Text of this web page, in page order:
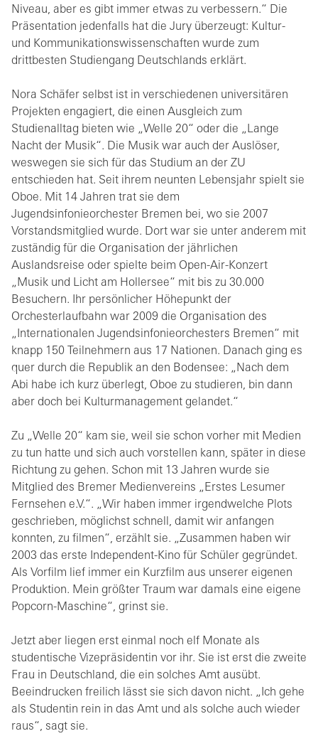
Niveau, aber es gibt immer etwas zu verbessern.“ Die
Präsentation jedenfalls hat die Jury überzeugt: Kultur-
und Kommunikationswissenschaften wurde zum
drittbesten Studiengang Deutschlands erklärt.
Nora Schäfer selbst ist in verschiedenen universitären
Projekten engagiert, die einen Ausgleich zum
Studienalltag bieten wie „Welle 20“ oder die „Lange
Nacht der Musik“. Die Musik war auch der Auslöser,
weswegen sie sich für das Studium an der ZU
entschieden hat. Seit ihrem neunten Lebensjahr spielt sie
Oboe. Mit 14 Jahren trat sie dem
Jugendsinfonieorchester Bremen bei, wo sie 2007
Vorstandsmitglied wurde. Dort war sie unter anderem mit
zuständig für die Organisation der jährlichen
Auslandsreise oder spielte beim Open-Air-Konzert
„Musik und Licht am Hollersee“ mit bis zu 30.000
Besuchern. Ihr persönlicher Höhepunkt der
Orchesterlaufbahn war 2009 die Organisation des
„Internationalen Jugendsinfonieorchesters Bremen“ mit
knapp 150 Teilnehmern aus 17 Nationen. Danach ging es
quer durch die Republik an den Bodensee: „Nach dem
Abi habe ich kurz überlegt, Oboe zu studieren, bin dann
aber doch bei Kulturmanagement gelandet.“
Zu „Welle 20“ kam sie, weil sie schon vorher mit Medien
zu tun hatte und sich auch vorstellen kann, später in diese
Richtung zu gehen. Schon mit 13 Jahren wurde sie
Mitglied des Bremer Medienvereins „Erstes Lesumer
Fernsehen e.V.“. „Wir haben immer irgendwelche Plots
geschrieben, möglichst schnell, damit wir anfangen
konnten, zu filmen“, erzählt sie. „Zusammen haben wir
2003 das erste Independent-Kino für Schüler gegründet.
Als Vorfilm lief immer ein Kurzfilm aus unserer eigenen
Produktion. Mein größter Traum war damals eine eigene
Popcorn-Maschine“, grinst sie.
Jetzt aber liegen erst einmal noch elf Monate als
studentische Vizepräsidentin vor ihr. Sie ist erst die zweite
Frau in Deutschland, die ein solches Amt ausübt.
Beeindrucken freilich lässt sie sich davon nicht. „Ich gehe
als Studentin rein in das Amt und als solche auch wieder
raus“, sagt sie.